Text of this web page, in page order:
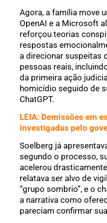
Agora, a família move
OpenAI e a Microsoft
reforçou teorias
respostas
a direcionar suspeitas
pessoas reais,
da primeira ação
homicídio seguido de
ChatGPT.
LEIA: Demissões em
investigadas pelo
Soelberg já
segundo o processo,
acelerou
relatava ser alvo de
“grupo sombrio”, e o
a narrativa como
pareciam confirmar